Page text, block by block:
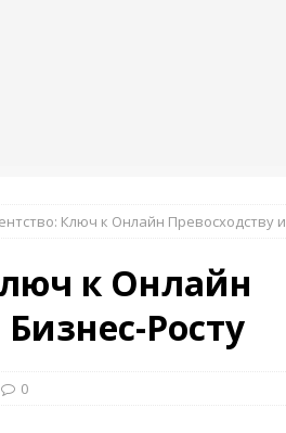
Ключ к Онлайн Превосходству
к Онлайн
Росту
0